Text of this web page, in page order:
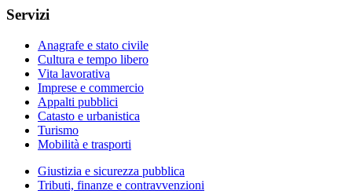
Servizi
Anagrafe e stato civile
Cultura e tempo libero
Vita lavorativa
Imprese e commercio
Appalti pubblici
Catasto e urbanistica
Turismo
Mobilità e trasporti
Giustizia e sicurezza pubblica
Tributi, finanze e contravvenzioni